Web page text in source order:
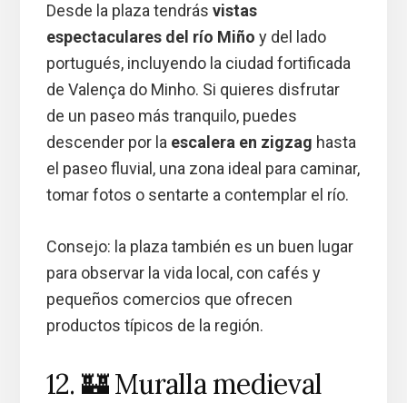
Desde la plaza tendrás vistas
espectaculares del río Miño y del lado
portugués, incluyendo la ciudad fortificada
de Valença do Minho. Si quieres disfrutar
de un paseo más tranquilo, puedes
descender por la escalera en zigzag hasta
el paseo fluvial, una zona ideal para caminar,
tomar fotos o sentarte a contemplar el río.
Consejo: la plaza también es un buen lugar
para observar la vida local, con cafés y
pequeños comercios que ofrecen
productos típicos de la región.
12. 🏰 Muralla medieval